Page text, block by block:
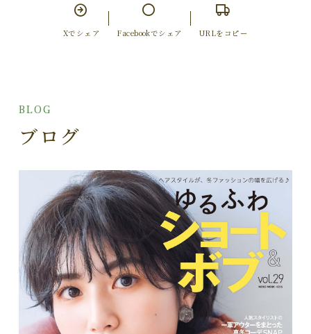
Xでシェア Facebookでシェア URLをコピー
BLOG
ブログ